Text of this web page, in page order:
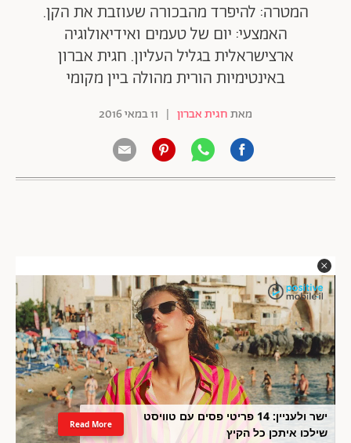
המטרה: להיפרד מהבכורה שעוזבת את הקן.
האמצעי: יום של טעמים ואידיאולוגיה
ארצישראלית בגליל העליון. חגית אברון
באינטימיות הורית מהולה ביין מקומי
מאתחגית אברון | 11 במאי 2016
ישר ולעניין: 14 פריטי פסים עם טוויסט
שילכו איתכן כל הקיץ
Read More